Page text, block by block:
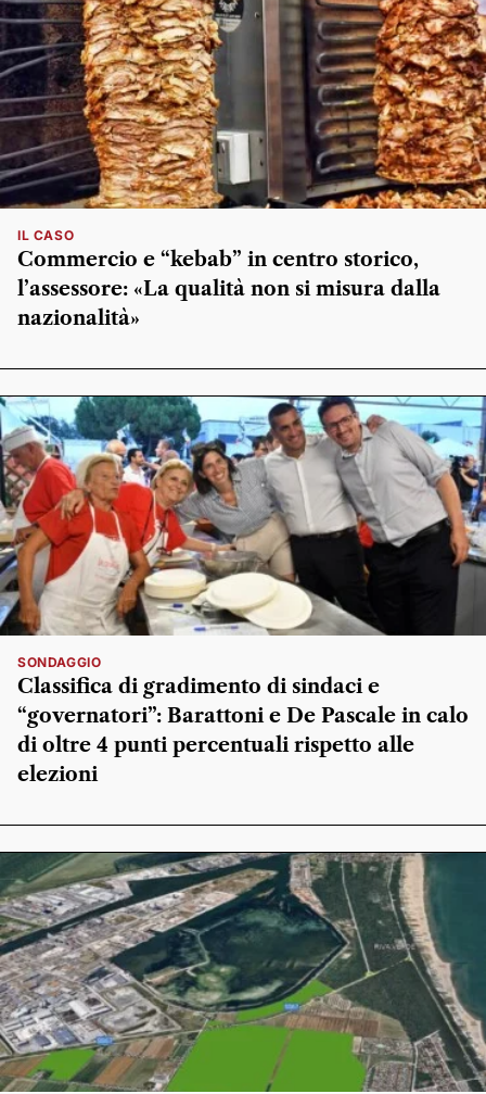
IL CASO
Commercio e “kebab” in centro storico,
l’assessore: «La qualità non si misura dalla
nazionalità»
SONDAGGIO
Classifica di gradimento di sindaci e
“governatori”: Barattoni e De Pascale in calo
di oltre 4 punti percentuali rispetto alle
elezioni